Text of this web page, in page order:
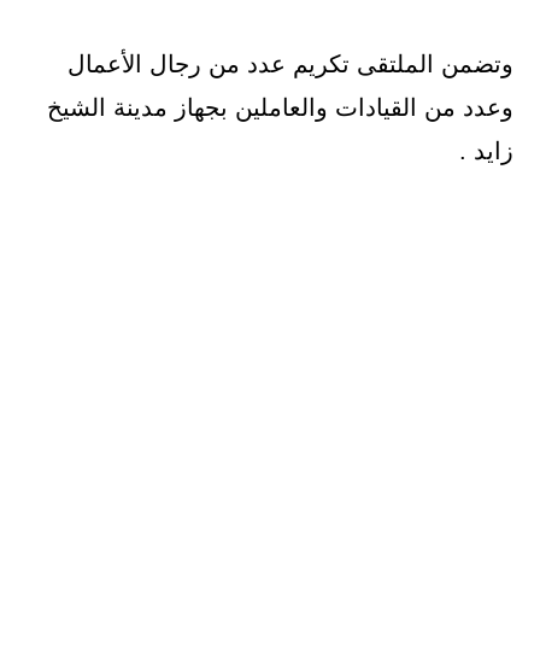
وتضمن الملتقى تكريم عدد من رجال الأعمال
وعدد من القيادات والعاملين بجهاز مدينة الشيخ
زايد .